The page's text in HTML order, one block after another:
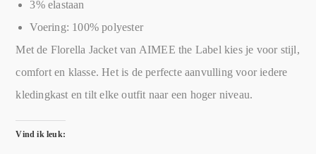
3% elastaan
Voering: 100% polyester
Met de Florella Jacket van AIMEE the Label kies je voor stijl,
comfort en klasse. Het is de perfecte aanvulling voor iedere
kledingkast en tilt elke outfit naar een hoger niveau.
Vind ik leuk: